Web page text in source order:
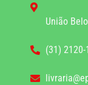
União
(31) 2120-